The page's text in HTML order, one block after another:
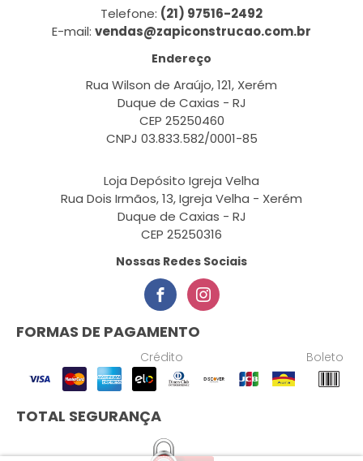
Telefone: (21) 97516-2492
E-mail: vendas@zapiconstrucao.com.br
Endereço
Rua Wilson de Araújo, 121, Xerém
Duque de Caxias - RJ
CEP 25250460
CNPJ 03.833.582/0001-85
Loja Depósito Igreja Velha
Rua Dois Irmãos, 13, Igreja Velha - Xerém
Duque de Caxias - RJ
CEP 25250316
Nossas Redes Sociais
FORMAS DE PAGAMENTO
Crédito Boleto
TOTAL SEGURANÇA